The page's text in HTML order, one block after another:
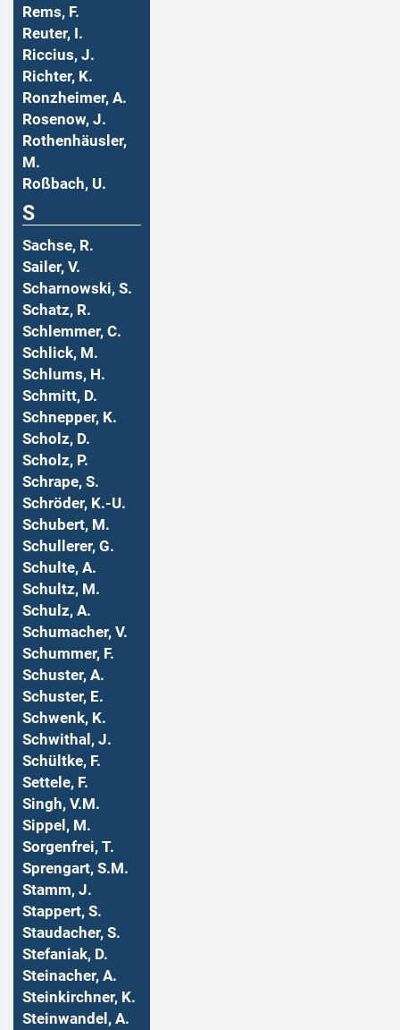
Rems, F.
Reuter, I.
Riccius, J.
Richter, K.
Ronzheimer, A.
Rosenow, J.
Rothenhäusler,
M.
Roßbach, U.
S
Sachse, R.
Sailer, V.
Scharnowski, S.
Schatz, R.
Schlemmer, C.
Schlick, M.
Schlums, H.
Schmitt, D.
Schnepper, K.
Scholz, D.
Scholz, P.
Schrape, S.
Schröder, K.-U.
Schubert, M.
Schullerer, G.
Schulte, A.
Schultz, M.
Schulz, A.
Schumacher, V.
Schummer, F.
Schuster, A.
Schuster, E.
Schwenk, K.
Schwithal, J.
Schültke, F.
Settele, F.
Singh, V.M.
Sippel, M.
Sorgenfrei, T.
Sprengart, S.M.
Stamm, J.
Stappert, S.
Staudacher, S.
Stefaniak, D.
Steinacher, A.
Steinkirchner, K.
Steinwandel, A.